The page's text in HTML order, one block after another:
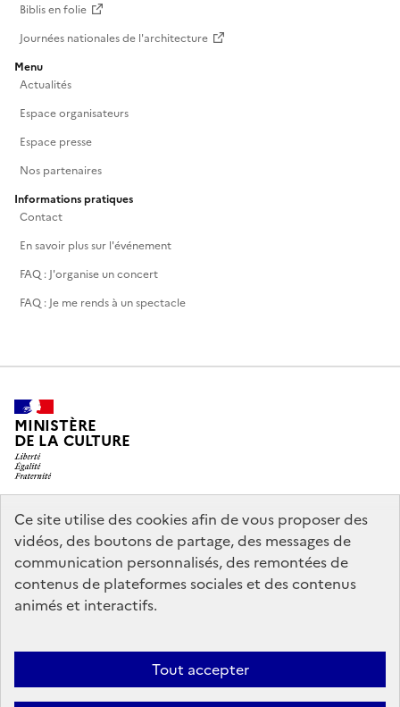
Ce site utilise des cookies afin de vous proposer des
vidéos, des boutons de partage, des messages de
communication personnalisés, des remontées de
contenus de plateformes sociales et des contenus
animés et interactifs.
Tout accepter
Biblis en folie
Journées nationales de l'architecture
Menu
Actualités
Espace organisateurs
Espace presse
Nos partenaires
Informations pratiques
Contact
En savoir plus sur l'événement
FAQ : J'organise un concert
FAQ : Je me rends à un spectacle
MINISTÈRE
DE LA CULTURE
legifrance.gouv.fr
info.gouv.fr
service-public.gouv.fr
data.gouv.fr
Accessibilité : partiellement conforme
Politique générale de
Mentions légales